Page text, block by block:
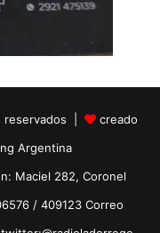
reservados |
creado
Argentina
Maciel 282, Coronel
/ 409123 Correo